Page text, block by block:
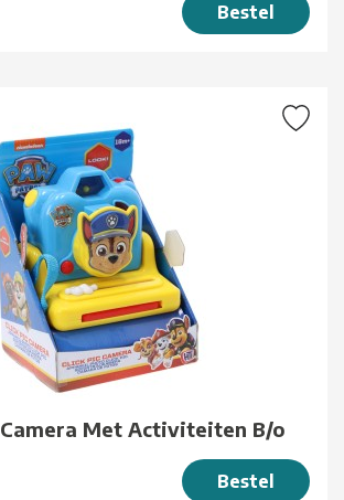
Bestel
Met Activiteiten B/o
Bestel